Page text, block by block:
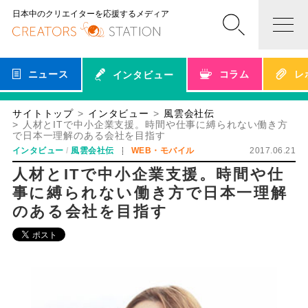
日本中のクリエイターを応援するメディア
ニュース インタビュー コラム レ
サイトトップ インタビュー
風雲会社伝
人材とITで中小企業支援。時間や仕事に縛られない働き方
で日本一理解のある会社を目指す
インタビュー 風雲会社伝 WEB・モバイル 2017.06.21
人材とITで中小企業支援。時間や仕
事に縛られない働き方で日本一理解
のある会社を目指す